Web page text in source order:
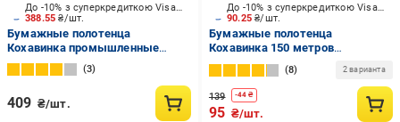
388.55₴/шт.
До -10% з суперкредиткою Visa Вигода
Бумажные полотенца
Кохавинка промышленные
однослойная 1 шт.
3
409 ₴/шт.
90.25₴/шт.
До -10% з суперкредиткою Visa Вигода
Бумажные полотенца
Кохавинка 150 метров
однослойная 1 шт.
8 2 варианта
139 -44 ₴
95 ₴/шт.